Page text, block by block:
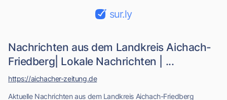
sur.ly
Nachrichten aus dem Landkreis Aichach-
Friedberg| Lokale Nachrichten | ...
Aktuelle Nachrichten aus dem Landkreis Aichach-Friedberg
https://aichacher-zeitung.de